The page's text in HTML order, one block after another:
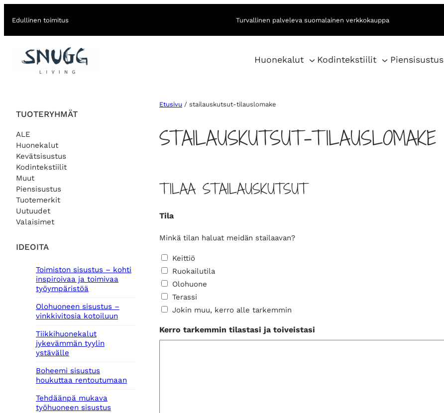
Edullinen toimitus Turvallinen palveleva suomalainen verkkokauppa
Huonekalut Kodintekstiilit Piensisustus
TUOTERYHMÄT
ALE
Huonekalut
Kevätsisustus
Kodintekstiilit
Muut
Piensisustus
Tuotemerkit
Uutuudet
Valaisimet
IDEOITA
Toimiston sisustus – kohti
inspiroivaa ja toimivaa
työympäristöä
Olohuoneen sisustus –
vinkkivitosia kotoiluun
Tiikkihuonekalut
jykevämmän tyylin
ystävälle
Boheemi sisustus
houkuttaa rentoutumaan
Tehdäänpä mukava
työhuoneen sisustus
Etusivu / stailauskutsut-tilauslomake
STAILAUSKUTSUT-TILAUSLOMAKE
TILAA STAILAUSKUTSUT
Tila
Minkä tilan haluat meidän stailaavan?
Keittiö
Ruokailutila
Olohuone
Terassi
Jokin muu, kerro alle tarkemmin
Kerro tarkemmin tilastasi ja toiveistasi